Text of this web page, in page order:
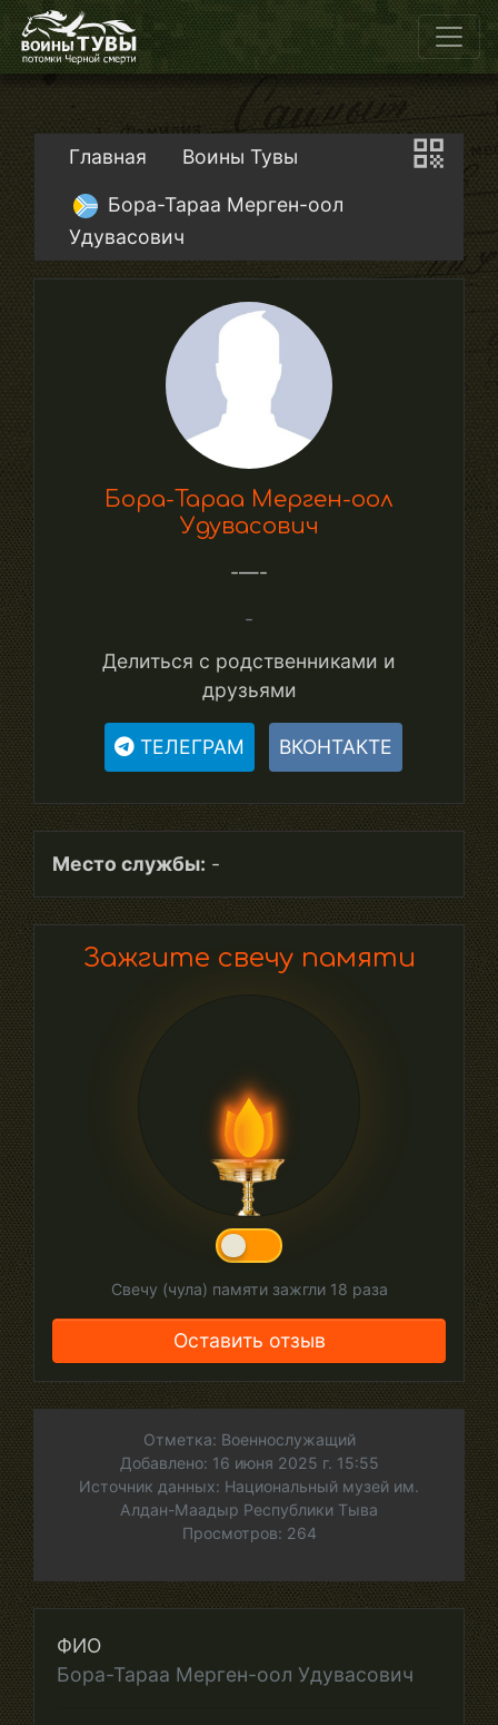
Главная Воины Тувы
Бора-Тараа Мерген-оол
Удувасович
Бора-Тараа Мерген-оол
Удувасович
-—-
-
Делиться с родственниками и
друзьями
ТЕЛЕГРАМ ВКОНТАКТЕ
Место службы: -
Зажгите свечу памяти
Свечу (чула) памяти зажгли 18 раза
Оставить отзыв
Отметка: Военнослужащий
Добавлено: 16 июня 2025 г. 15:55
Источник данных: Национальный музей им.
Алдан-Маадыр Республики Тыва
Просмотров: 264
ФИО
Бора-Тараа Мерген-оол Удувасович